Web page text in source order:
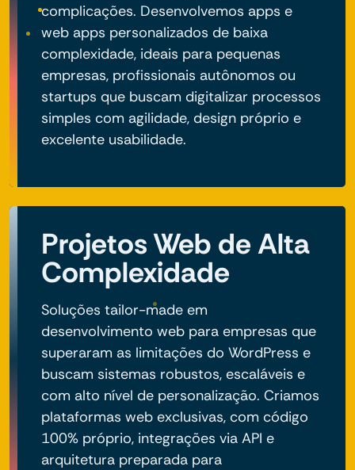
complicações. Desenvolvemos apps e
web apps personalizados de baixa
complexidade, ideais para pequenas
empresas, profissionais autônomos ou
startups que buscam digitalizar processos
simples com agilidade, design próprio e
excelente usabilidade.
Projetos Web de Alta
Complexidade
Soluções tailor-made em
desenvolvimento web para empresas que
superaram as limitações do WordPress e
buscam sistemas robustos, escaláveis e
com alto nível de personalização. Criamos
plataformas web exclusivas, com código
100% próprio, integrações via API e
arquitetura preparada para